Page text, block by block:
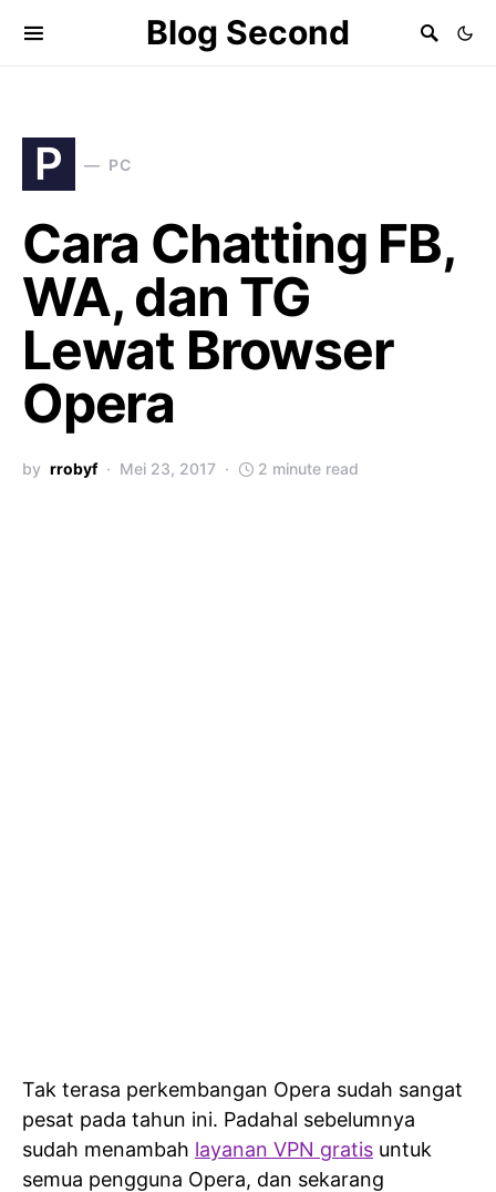
Blog Second
P PC
Cara Chatting FB,
WA, dan TG
Lewat Browser
Opera
by rrobyf Mei 23, 2017 2 minute read
Tak terasa perkembangan Opera sudah sangat
pesat pada tahun ini. Padahal sebelumnya
sudah menambah layanan VPN gratis untuk
semua pengguna Opera, dan sekarang